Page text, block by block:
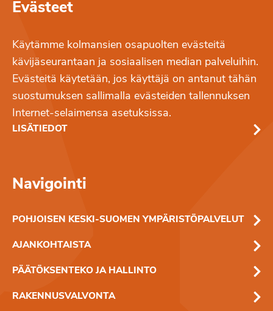
Evästeet
Käytämme kolmansien osapuolten evästeitä
kävijäseurantaan ja sosiaalisen median palveluihin.
Evästeitä käytetään, jos käyttäjä on antanut tähän
suostumuksen sallimalla evästeiden tallennuksen
Internet-selaimensa asetuksissa.
LISÄTIEDOT
Navigointi
POHJOISEN KESKI-SUOMEN YMPÄRISTÖPALVELUT
AJANKOHTAISTA
PÄÄTÖKSENTEKO JA HALLINTO
RAKENNUSVALVONTA